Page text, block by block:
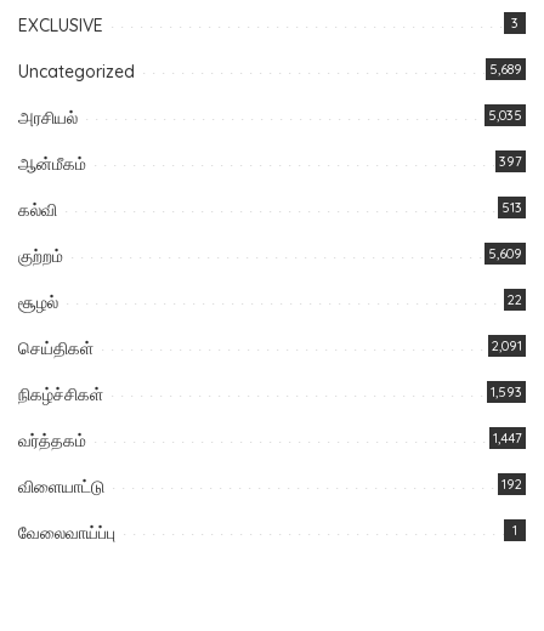
EXCLUSIVE 3
Uncategorized 5,689
அரசியல் 5,035
ஆன்மீகம் 397
கல்வி 513
குற்றம் 5,609
சூழல் 22
செய்திகள் 2,091
நிகழ்ச்சிகள் 1,593
வர்த்தகம் 1,447
விளையாட்டு 192
வேலைவாய்ப்பு 1